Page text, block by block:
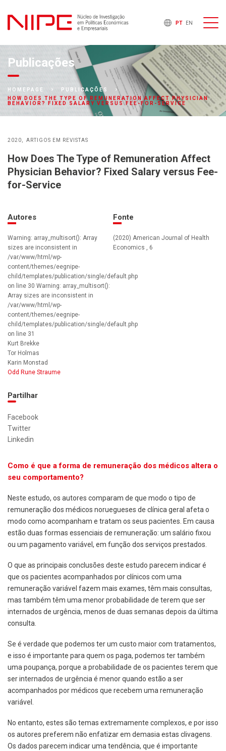
PT EN
Publicações
HOMEPAGE
PUBLICAÇÕES
HOW DOES THE TYPE OF REMUNERATION AFFECT PHYSICIAN
BEHAVIOR? FIXED SALARY VERSUS FEE-FOR-SERVICE
2020 ARTIGOS EM REVISTAS
How Does The Type of Remuneration Affect
Physician Behavior? Fixed Salary versus Fee-
for-Service
Autores
Warning: array_multisort(): Array
sizes are inconsistent in
/var/www/html/wp-
content/themes/eegnipe-
child/templates/publication/single/default.php
on line 30 Warning: array_multisort():
Array sizes are inconsistent in
/var/www/html/wp-
content/themes/eegnipe-
child/templates/publication/single/default.php
on line 31
Kurt Brekke
Tor Holmas
Karin Monstad
Odd Rune Straume
Fonte
(2020) American Journal of Health
Economics , 6
Partilhar
Facebook
Twitter
Linkedin
Como é que a forma de remuneração dos médicos altera o
seu comportamento?
Neste estudo, os autores comparam de que modo o tipo de
remuneração dos médicos noruegueses de clínica geral afeta o
modo como acompanham e tratam os seus pacientes. Em causa
estão duas formas essenciais de remuneração: um salário fixou
ou um pagamento variável, em função dos serviços prestados.
O que as principais conclusões deste estudo parecem indicar é
que os pacientes acompanhados por clínicos com uma
remuneração variável fazem mais exames, têm mais consultas,
mas também têm uma menor probabilidade de terem que ser
internados de urgência, menos de duas semanas depois da última
consulta.
Se é verdade que podemos ter um custo maior com tratamentos,
e isso é importante para quem os paga, podemos ter também
uma poupança, porque a probabilidade de os pacientes terem que
ser internados de urgência é menor quando estão a ser
acompanhados por médicos que recebem uma remuneração
variável.
No entanto, estes são temas extremamente complexos, e por isso
os autores preferem não enfatizar em demasia estas clivagens.
Os dados parecem indicar uma tendência, que é importante